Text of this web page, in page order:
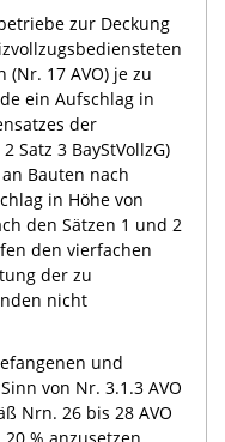
zur Deckung
17 AVO) je zu
ein Aufschlag in
der
Satz 3 BayStVollzG)
Bauten nach
in Höhe von
den Sätzen 1 und 2
den vierfachen
der zu
nicht
und
von Nr. 3.1.3 AVO
Nrn. 26 bis 28 AVO